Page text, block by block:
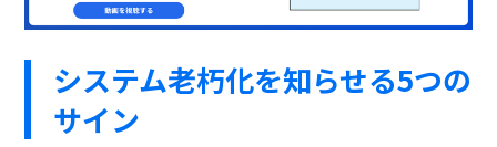
システム老朽化を知らせる5つの
サイン